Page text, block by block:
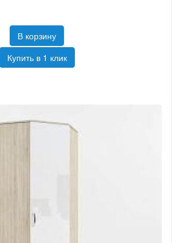
В корзину
Купить в 1 клик